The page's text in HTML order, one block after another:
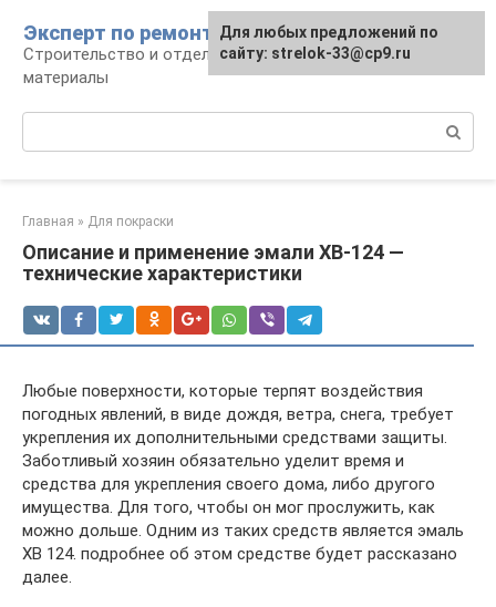
контенту
Эксперт по ремонту
Строительство и отделка: работы и
материалы
Главная » Для покраски
Описание и применение эмали ХВ-124 —
технические характеристики
Любые поверхности, которые терпят воздействия
погодных явлений, в виде дождя, ветра, снега, требует
укрепления их дополнительными средствами защиты.
Заботливый хозяин обязательно уделит время и
средства для укрепления своего дома, либо другого
имущества. Для того, чтобы он мог прослужить, как
можно дольше. Одним из таких средств является эмаль
ХВ 124. подробнее об этом средстве будет рассказано
далее.
Для любых предложений по
сайту: strelok-33@cp9.ru
Для любых предложений по
сайту: strelok-33@cp9.ru